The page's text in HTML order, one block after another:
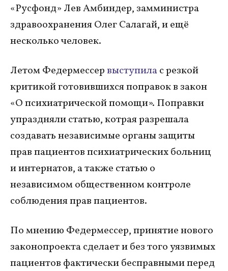
«Русфонд» Лев Амбиндер, замминистра
здравоохранения Олег Салагай, и ещё
несколько человек.
Летом Федермессервыступилас резкой
критикой готовившихся поправок в закон
«О психиатрической помощи». Поправки
упраздняли статью, котрая разрешала
создавать независимые органы защиты
прав пациентов психиатрических больниц
и интернатов, а также статью о
независимом общественном контроле
соблюдения прав пациентов.
По мнению Федермессер, принятие нового
законопроекта сделает и без того уязвимых
пациентов фактически бесправными перед